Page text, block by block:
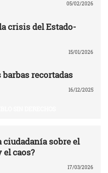
05/02/2026
crisis del Estado-
15/01/2026
recortadas
16/12/2025
ciudadanía sobre el
el caos?
17/03/2026